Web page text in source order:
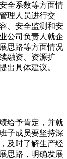
全系数等方面情
理人员进行交
、安全监测和安
公司负责人就企
思路等方面情况
融资、资源扩
出具体建议。
给予肯定，并就
子成员要坚持深
及时了解生产经
思路，明确发展